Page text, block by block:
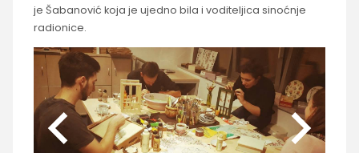
je Šabanović koja je ujedno bila i voditeljica sinoćnje
radionice.